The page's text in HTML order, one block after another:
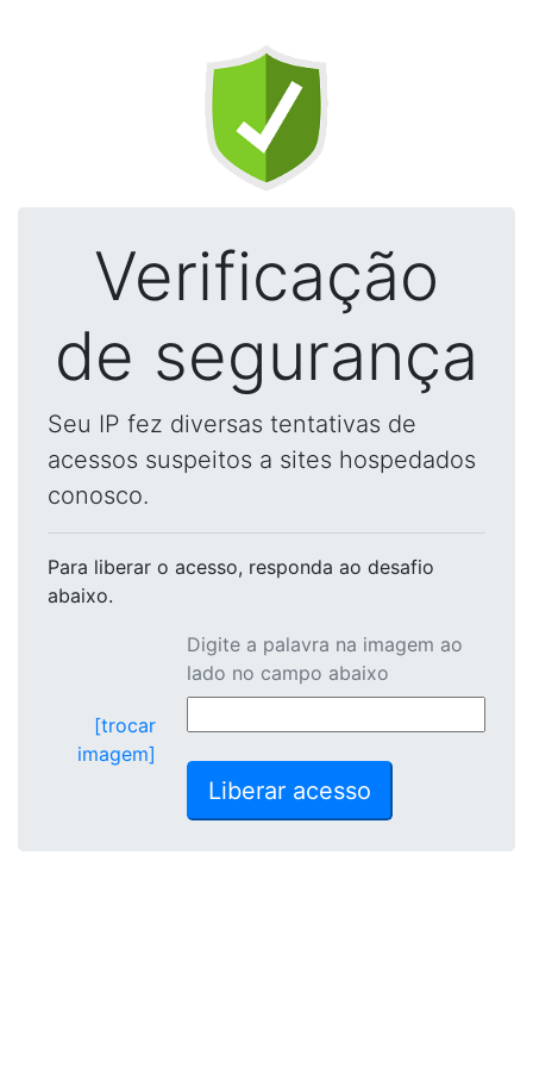
Verificação
de segurança
Seu IP fez diversas tentativas de
acessos suspeitos a sites hospedados
conosco.
Para liberar o acesso, responda ao desafio
abaixo.
[trocar
imagem]
Digite a palavra na imagem ao
lado no campo abaixo